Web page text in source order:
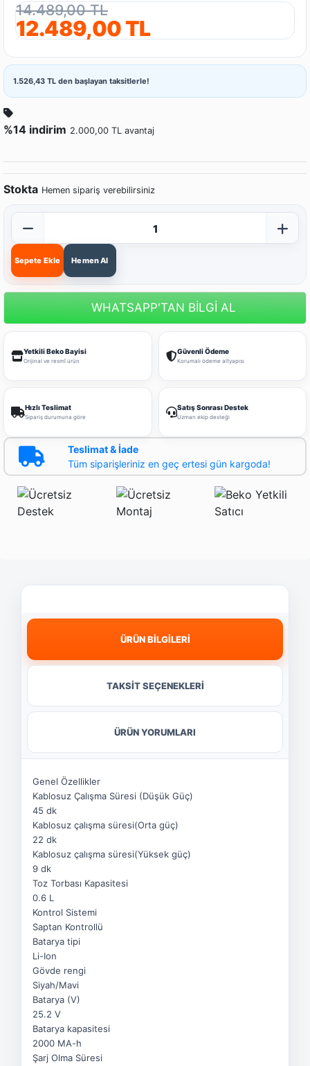
14.489,00 TL
12.489,00 TL
1.526,43 TL den başlayan taksitlerle!
%14 indirim 2.000,00 TL avantaj
Stokta Hemen sipariş verebilirsiniz
Sepete Ekle Hemen Al
WHATSAPP'TAN BİLGİ AL
Yetkili Beko Bayisi
Orijinal ve resmî ürün
Güvenli Ödeme
Korumalı ödeme altyapısı
Hızlı Teslimat
Sipariş durumuna göre
Satış Sonrası Destek
Uzman ekip desteği
Teslimat & İade
Tüm siparişleriniz en geç ertesi gün kargoda!
ÜRÜN BİLGİLERİ
TAKSİT SEÇENEKLERİ
ÜRÜN YORUMLARI
Genel Özellikler
Kablosuz Çalışma Süresi (Düşük Güç)
45 dk
Kablosuz çalışma süresi(Orta güç)
22 dk
Kablosuz çalışma süresi(Yüksek güç)
9 dk
Toz Torbası Kapasitesi
0.6 L
Kontrol Sistemi
Saptan Kontrollü
Batarya tipi
Li-Ion
Gövde rengi
Siyah/Mavi
Batarya (V)
25.2 V
Batarya kapasitesi
2000 MA-h
Şarj Olma Süresi